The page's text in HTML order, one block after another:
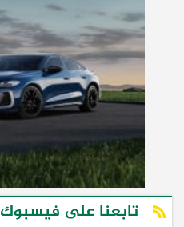
تابعنا على فيسبوك